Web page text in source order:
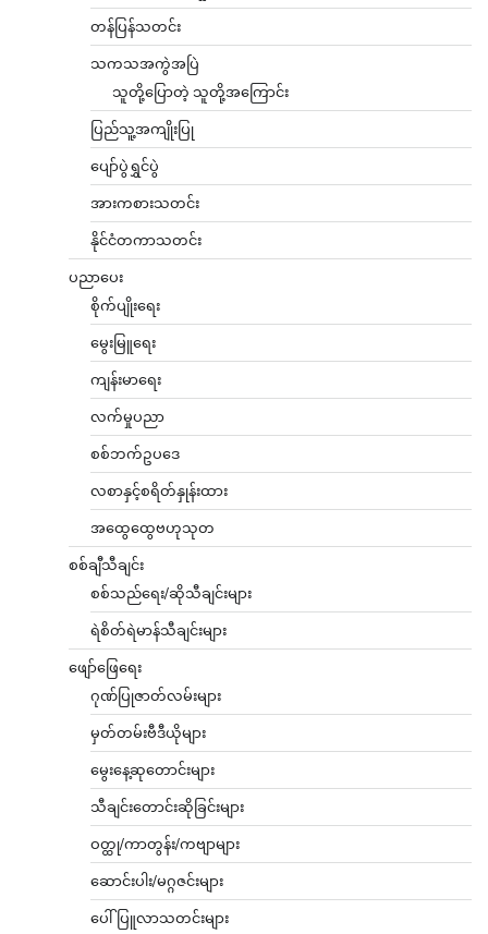
တန်ပြန်သတင်း
သကသအကွဲအပြဲ
သူတို့ပြောတဲ့ သူတို့အကြောင်း
ပြည်သူ့အကျိုးပြု
ပျော်ပွဲရွှင်ပွဲ
အားကစားသတင်း
နိုင်ငံတကာသတင်း
ပညာပေး
စိုက်ပျိုးရေး
မွေးမြူရေး
ကျန်းမာရေး
လက်မှုပညာ
စစ်ဘက်ဥပဒေ
လစာနှင့်စရိတ်နှုန်းထား
အထွေထွေဗဟုသုတ
စစ်ချီသီချင်း
စစ်သည်ရေး/ဆိုသီချင်းများ
ရဲစိတ်ရဲမာန်သီချင်းများ
ဖျော်ဖြေရေး
ဂုဏ်ပြုဇာတ်လမ်းများ
မှတ်တမ်းဗီဒီယိုများ
မွေးနေ့ဆုတောင်းများ
သီချင်းတောင်းဆိုခြင်းများ
ဝတ္ထု/ကာတွန်း/ကဗျာများ
ဆောင်းပါး/မဂ္ဂဇင်းများ
ပေါ်ပြူလာသတင်းများ